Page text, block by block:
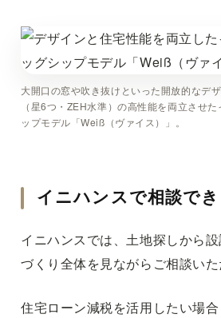
大開口の窓や吹き抜けといった開放的なデ
（星6つ・ZEH水準）の高性能を両立させ
ップモデル「Weiß（ヴァイス）」。
イニハンスで相談で
イニハンスでは、土地探しから
づくり全体を見ながらご相談いた
住宅ローン減税を活用したい場